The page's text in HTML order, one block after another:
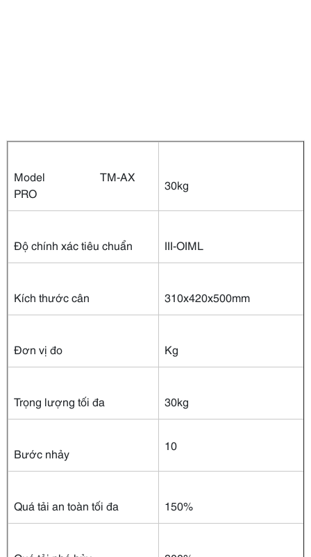
Model TM-AX
PRO
30kg
Độ chính xác tiêu chuẩn III-OIML
Kích thước cân 310x420x500mm
Đơn vị đo Kg
Trọng lượng tối đa 30kg
Bước nhảy
10
Quá tải an toàn tối đa 150%